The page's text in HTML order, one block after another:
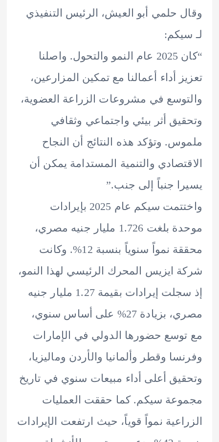
حلمي أبو العيش، الرئيس التنفيذي
“كان 2025 عام النمو والتحول. واصلنا
أداء أعمالنا مع تمكين المزارعين،
في مشروعات الزراعة العضوية،
أثر بيئي واجتماعي وثقافي
وتؤكد هذه النتائج أن النجاح
والتنمية المستدامة يمكن أن
جنباً إلى جنب.”
واختتمت سيكم عام 2025 بإيرادات
موحدة بلغت 1.726 مليار جنيه مصري،
محققة نمواً سنوياً بنسبة 12%. وكانت
ايزيس المحرك الرئيسي لهذا النمو،
إذ سجلت إيرادات بقيمة 1.27 مليار جنيه
مصري، بزيادة 27% على أساس سنوي،
حضورها الدولي في الإمارات
وقطر وألمانيا والأردن وماليزيا،
أعلى أداء مبيعات سنوي في تاريخ
سيكم. كما حققت العمليات
نمواً قوياً، حيث ارتفعت الإيرادات